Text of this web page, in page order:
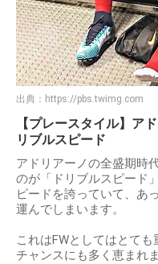
出典： https://pbs.twimg.com
【プレースタイル】ア
リブルスピード
アドリアーノの全盛期時
のが「ドリブルスピード
ピードを誇っていて、あ
運んでしまいます。
これはFWとしてはとて
チャンスにも多く恵まれま